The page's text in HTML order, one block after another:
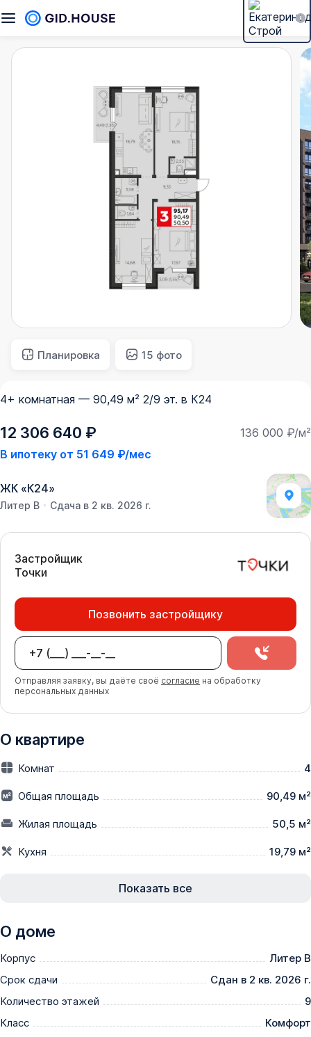
Планировка 15 фото
4+ комнатная — 90,49 м² 2/9 эт. в К24
12 306 640 ₽
136 000 ₽/м²
В ипотеку от 51 649 ₽/мес
ЖК «К24»
Литер В Сдача в 2 кв. 2026 г.
Застройщик
Точки
Позвонить застройщику
Отправляя заявку, вы даёте своё согласие на обработку
персональных данных
О квартире
Комнат 4
Общая площадь 90,49 м²
Жилая площадь 50,5 м²
Кухня 19,79 м²
Показать все
О доме
Корпус
Литер В
Срок сдачи
Сдан в 2 кв. 2026 г.
Количество этажей
9
Класс
Комфорт